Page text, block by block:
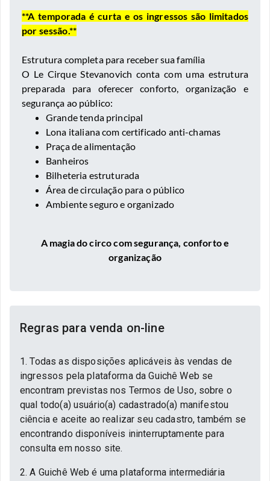
**A temporada é curta e os ingressos são limitados
por sessão.**
Estrutura completa para receber sua família
O Le Cirque Stevanovich conta com uma estrutura
preparada para oferecer conforto, organização e
segurança ao público:
Grande tenda principal
Lona italiana com certificado anti-chamas
Praça de alimentação
Banheiros
Bilheteria estruturada
Área de circulação para o público
Ambiente seguro e organizado
A magia do circo com segurança, conforto e
organização
Regras para venda on-line
1. Todas as disposições aplicáveis às vendas de
ingressos pela plataforma da Guichê Web se
encontram previstas nos Termos de Uso, sobre o
qual todo(a) usuário(a) cadastrado(a) manifestou
ciência e aceite ao realizar seu cadastro, também se
encontrando disponíveis ininterruptamente para
consulta em nosso site.
2. A Guichê Web é uma plataforma intermediária